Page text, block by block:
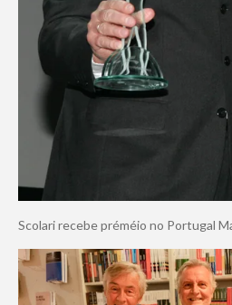
Scolari recebe préméio no Portugal